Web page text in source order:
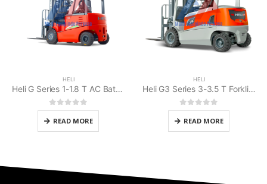
HELI
Heli G Series 1-1.8 T AC Battery Electric Forklift Counterbalanced
0out of 5
READ MORE
HELI
Heli G3 Series 3-3.5 T Forklift Electric Counterbalance
0out of 5
READ MORE